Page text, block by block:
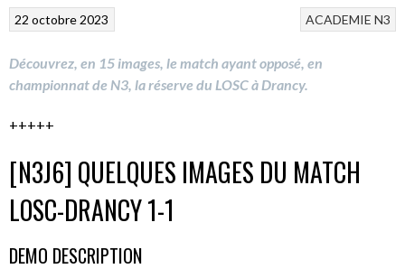
ACADEMIE N3
22 octobre 2023
Découvrez, en 15 images, le match ayant opposé, en
championnat de N3, la réserve du LOSC à Drancy.
+++++
[N3J6] QUELQUES IMAGES DU MATCH
LOSC-DRANCY 1-1
DEMO DESCRIPTION